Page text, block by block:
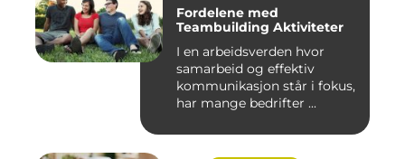
Fordelene med
Teambuilding Aktiviteter
I en arbeidsverden hvor
samarbeid og effektiv
kommunikasjon står i fokus,
har mange bedrifter ...